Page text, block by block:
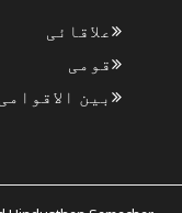
علاقائی
قومی
بین الاقوامی